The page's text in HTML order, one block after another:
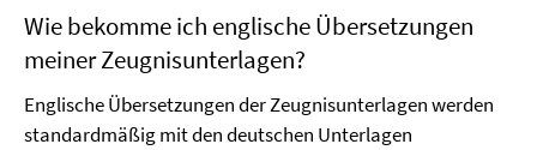
Wie bekomme ich englische Übersetzungen
meiner Zeugnisunterlagen?
Englische Übersetzungen der Zeugnisunterlagen werden
standardmäßig mit den deutschen Unterlagen